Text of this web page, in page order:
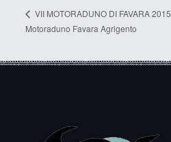
VII MOTORADUNO DI FAVARA 2015
Motoraduno Favara Agrigento